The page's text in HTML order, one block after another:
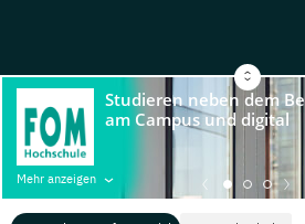
Mehr anzeigen
© Copyright 2026, TarGroup Media GmbH
Impressum
uns
Datenschutzerklärung